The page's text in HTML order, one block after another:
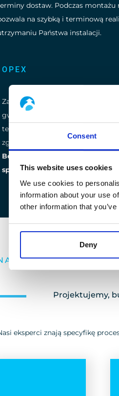
Consent
This website uses cookies
We use cookies to
information about your use
other information that
Deny
dostaw. Podczas montażu
na szybką i terminową
Państwa instalacji.
OPEX
Zarządzamy naszymi projektami
gwarantując
ten sposób instalacja przebiega
zgodnie z naszymi
Bezpieczeństwo przede
specyfikacją,zgodnie z
USŁUGI
Projektujemy,
eksperci znają specyfikę